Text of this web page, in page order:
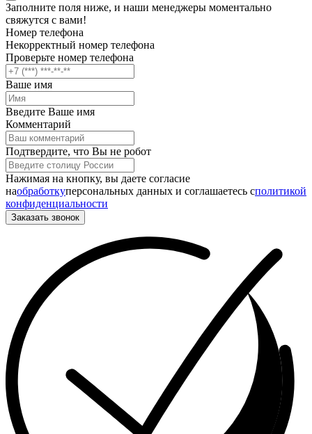
Заполните поля ниже, и наши менеджеры моментально
свяжутся с вами!
Номер телефона
Некорректный номер телефона
Проверьте номер телефона
Ваше имя
Введите Ваше имя
Комментарий
Подтвердите, что Вы не робот
Нажимая на кнопку, вы даете согласие
наобработкуперсональных данных и соглашаетесь cполитикой
конфиденциальности
Заказать звонок